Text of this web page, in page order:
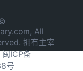
All
拥有主宰
闽ICP备
号